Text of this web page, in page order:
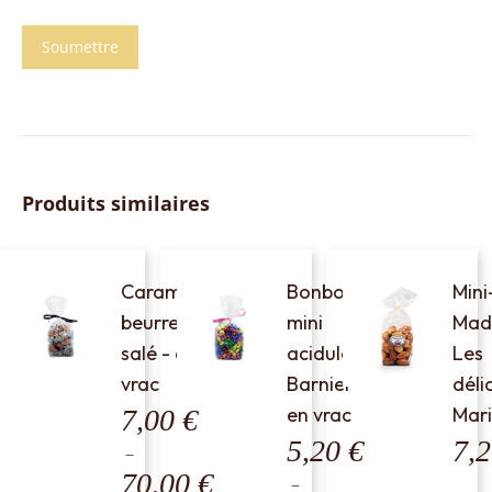
Produits similaires
Caramels
beurre
salé - en
vrac
7,00 €
–
70,00 €Plage
Bonbons
mini
acidulés -
Barnier -
en vrac
5,20€
–
Les